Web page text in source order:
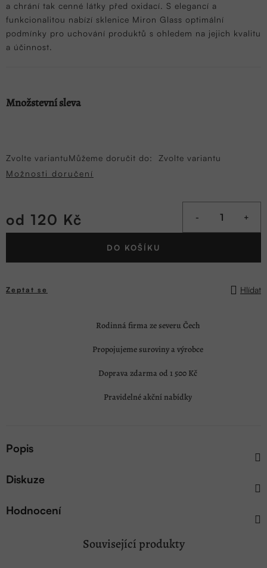
a chrání tak cenné látky před oxidací. S elegancí a
funkcionalitou nabízí sklenice Miron Glass optimální
podmínky pro uchování produktů s ohledem na jejich kvalitu
a účinnost.
Množstevní sleva
Zvolte variantuMůžeme doručit do:
Zvolte variantu
Možnosti doručení
od 120 Kč
Měrná
DO KOŠÍKU
Zeptat se Hlídat
Rodinná firma ze severu Čech
Propojujeme suroviny a výrobce
Doprava zdarma od 1 500 Kč
Pravidelné akční nabídky
Popis
Diskuze
Hodnocení
Související produkty